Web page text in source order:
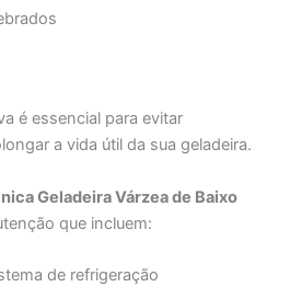
é essencial para evitar
a vida útil da sua geladeira.
Geladeira Várzea de Baixo
que incluem:
de refrigeração